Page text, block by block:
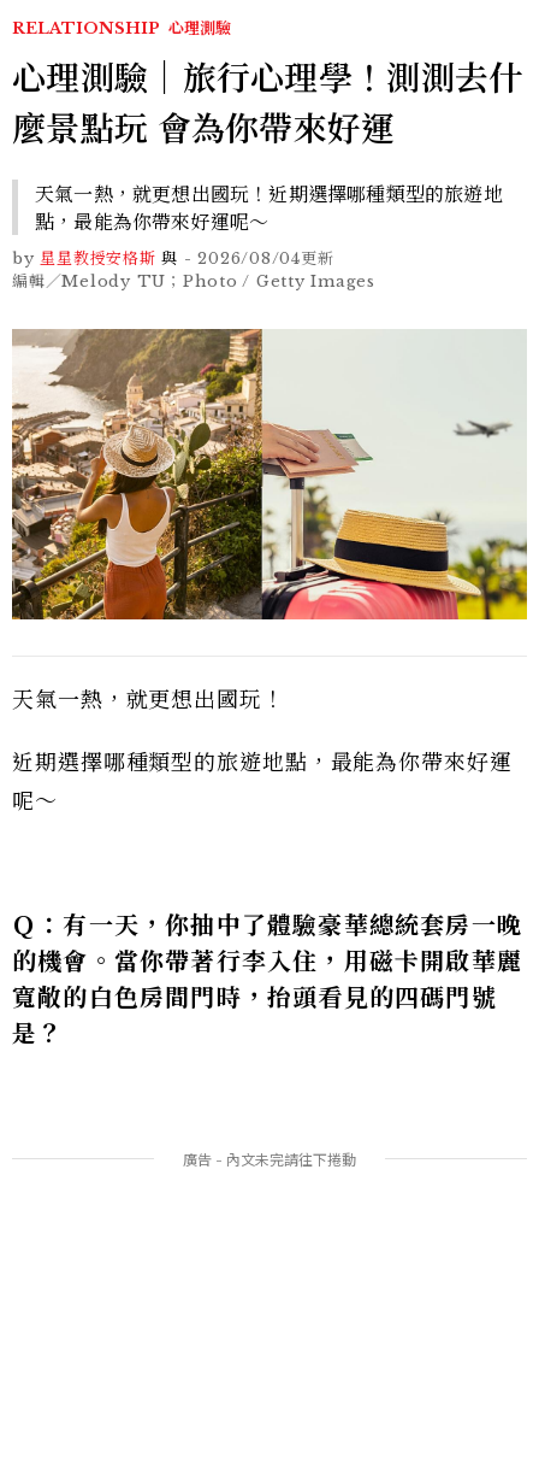
RELATIONSHIP 心理測驗
心理測驗｜旅行心理學！測測去什
麼景點玩 會為你帶來好運
天氣一熱，就更想出國玩！近期選擇哪種類型的旅遊地
點，最能為你帶來好運呢～
by 星星教授安格斯 與 -2026/08/04更新
編輯／Melody TU；Photo / Getty Images
天氣一熱，就更想出國玩！
近期選擇哪種類型的旅遊地點，最能為你帶來好運
呢～
Ｑ：有一天，你抽中了體驗豪華總統套房一晚
的機會。當你帶著行李入住，用磁卡開啟華麗
寬敞的白色房間門時，抬頭看見的四碼門號
是？